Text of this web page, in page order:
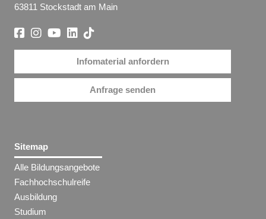
63811 Stockstadt am Main
Infomaterial anfordern
Anfrage senden
Sitemap
Alle Bildungsangebote
Fachhochschulreife
Ausbildung
Studium